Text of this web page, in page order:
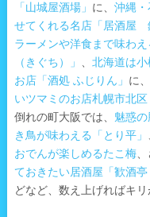
「山城屋酒場」 に、 沖縄
せてくれる名店「居酒屋
ラーメンや洋食まで味わ
（きぐち）」
北海道は
お店「酒処 ふじりん」 に、
いツマミのお店札幌市北
倒れの町大阪では、 魅惑の
き鳥が味わえる「とり平」
おでんが楽しめるたこ梅、
ておきたい居酒屋「歓酒
どなど、数え上げればキリ